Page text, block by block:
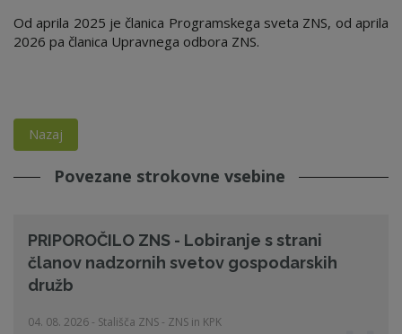
Od aprila 2025 je članica Programskega sveta ZNS, od aprila
2026 pa članica Upravnega odbora ZNS.
Nazaj
Povezane strokovne vsebine
PRIPOROČILO ZNS - Lobiranje s strani
članov nadzornih svetov gospodarskih
družb
04. 08. 2026 - Stališča ZNS - ZNS in KPK